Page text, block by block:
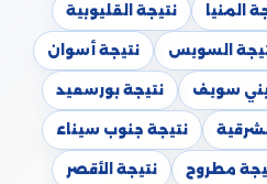
المنيا نتيجة القليوبية
السويس نتيجة أسوان
بني سويف نتيجة بورسعيد
نتيجة جنوب سيناء
مطروح نتيجة الأقصر